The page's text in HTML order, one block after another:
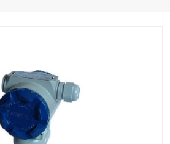
液位计传感器定制
物位计